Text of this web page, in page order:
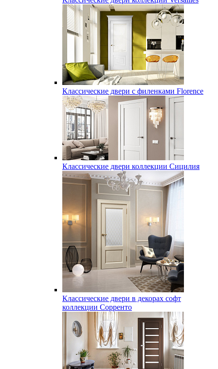
Классические двери с филенками Florence
Классические двери коллекции Сицилия
Классические двери в декорах софт
коллекции Сорренто